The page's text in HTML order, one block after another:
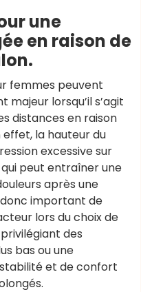
une
en raison de
femmes peuvent
lorsqu’il s’agit
distances en raison
effet, la hauteur du
excessive sur
peut entraîner une
après une
important de
lors du choix de
des
bas ou une
et de confort